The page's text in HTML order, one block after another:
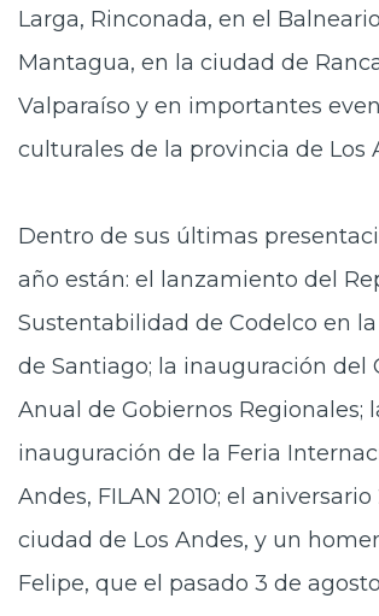
Larga, Rinconada, en el
Mantagua, en la ciudad de
Valparaíso y en importantes
culturales de la provincia de Los
Dentro de sus últimas
año están: el lanzamiento del
Sustentabilidad de Codelco en
de Santiago; la inauguración del
Anual de Gobiernos Regionales;
inauguración de la Feria
Andes, FILAN 2010; el aniversario
ciudad de Los Andes, y un
Felipe, que el pasado 3 de